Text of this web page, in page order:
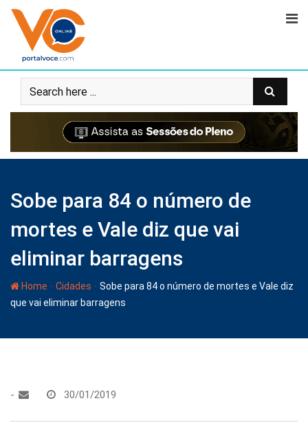
Sobe para 84 o número de
mortes e Vale diz que vai
eliminar barragens
Home - Cidades - Sobe para 84 o número de mortes e Vale diz
que vai eliminar barragens
- 30/01/2019